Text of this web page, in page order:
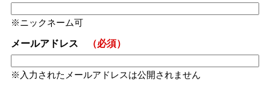
ニックネーム可
メールアドレス （必須）
入力されたメールアドレスは公開されません